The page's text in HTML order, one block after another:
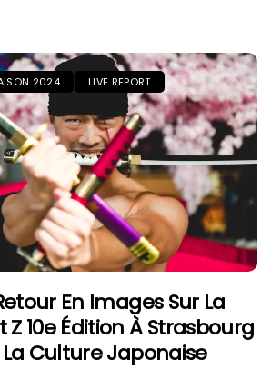
2024 LIVE REPORT
En Images Sur La
10e Édition À Strasbourg
Culture Japonaise